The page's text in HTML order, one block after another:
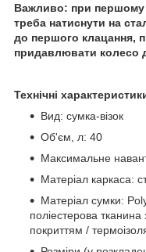
Важливо: при першому
треба натиснути на
до першого клацання,
придавлювати колесо
Технічні
Вид: сумка-візок
Об'єм, л: 40
Максимальне
Матеріал каркаса:
Матеріал сумки:
поліестерова
покриттям /